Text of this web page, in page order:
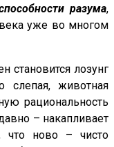
разума,
уже во многом
становится лозунг
слепая, животная
рациональность
– накапливает
что ново – чисто